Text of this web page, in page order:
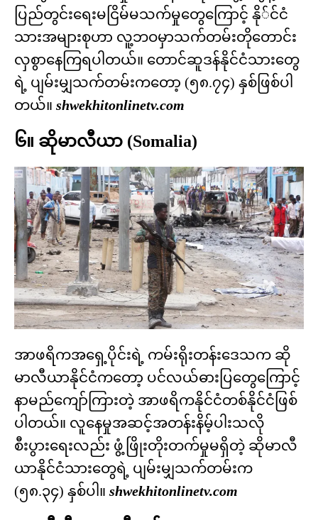
ပြည်တွင်းရေးမငြိမ်မသက်မှုတွေကြောင့် နို်င်ငံ
သားအများစုဟာ လူ့ဘဝမှာသက်တမ်းတိုတောင်း
လှစွာနေကြရပါတယ်။ တောင်ဆူဒန်နိုင်ငံသားတွေ
ရဲ့ ပျမ်းမျှသက်တမ်းကတော့ (၅၈.၇၄) နှစ်ဖြစ်ပါ
တယ်။ shwekhitonlinetv.com
၆။ ဆိုမာလီယာ (Somalia)
အာဖရိကအရှေ့ပိုင်းရဲ့ ကမ်းရိုးတန်းဒေသက ဆို
မာလီယာနိုင်ငံကတော့ ပင်လယ်ဓားပြတွေကြောင့်
နာမည်ကျော်ကြားတဲ့ အာဖရိကနိုင်ငံတစ်နိုင်ငံဖြစ်
ပါတယ်။ လူနေမှုအဆင့်အတန်းနိမ့်ပါးသလို
စီးပွားရေးလည်း ဖွံ့ဖြိုးတိုးတက်မှုမရှိတဲ့ ဆိုမာလီ
ယာနိုင်ငံသားတွေရဲ့ ပျမ်းမျှသက်တမ်းက
(၅၈.၃၄) နှစ်ပါ။ shwekhitonlinetv.com